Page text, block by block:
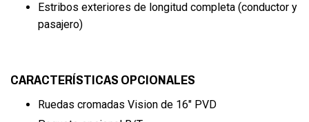
Estribos exteriores de longitud completa (conductor y
pasajero)
CARACTERÍSTICAS OPCIONALES
Ruedas cromadas Vision de 16″ PVD